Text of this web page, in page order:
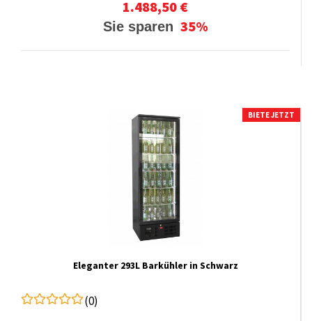
1.488,50 €
Sie sparen 35%
BIETE JETZT
Eleganter 293L Barkühler in Schwarz
(0)